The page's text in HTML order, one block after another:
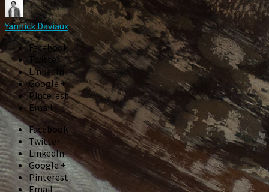
Yannick Daviaux
Facebook
Twitter
LinkedIn
Google +
Pinterest
Email
Facebook
Twitter
LinkedIn
Google +
Pinterest
Email